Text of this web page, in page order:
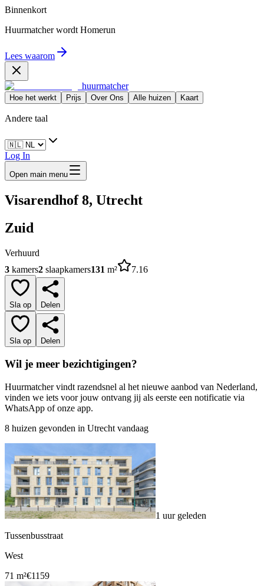
Binnenkort
Huurmatcher wordt Homerun
Lees waarom
huurmatcher
Hoe het werkt Prijs Over Ons Alle huizen Kaart
Andere taal
Log In
Open main menu
Visarendhof 8, Utrecht
Zuid
Verhuurd
3 kamers2 slaapkamers131 m² 7.16
Sla op Delen
Sla op Delen
Wil je meer bezichtigingen?
Huurmatcher vindt razendsnel al het nieuwe aanbod van Nederland,
vinden we iets voor jouw ontvang jij als eerste een notificatie via
WhatsApp of onze app.
8 huizen gevonden in Utrecht vandaag
1 uur geleden
Tussenbusstraat
West
71 m²€1159